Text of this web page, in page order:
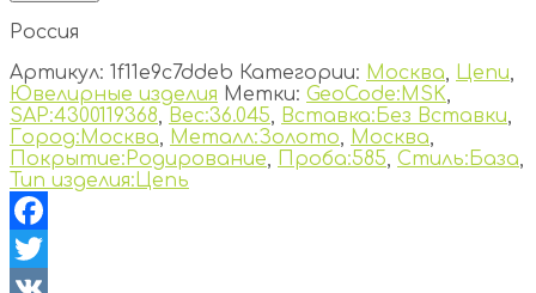
Россия
Артикул: 1f11e9c7ddeb Категории: Москва, Цепи,
Ювелирные изделия Метки: GeoCode:MSK,
SAP:4300119368, Вес:36.045, Вставка:Без Вставки,
Город:Москва, Металл:Золото, Москва,
Покрытие:Родирование, Проба:585, Стиль:База,
Тип изделия:Цепь
Facebook
Twitter